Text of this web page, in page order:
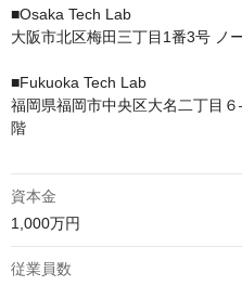
■Osaka Tech Lab
大阪市北区梅田三丁目1番3号 ノ
■Fukuoka Tech Lab
福岡県福岡市中央区大名二丁目
階
資本金
1,000万円
従業員数